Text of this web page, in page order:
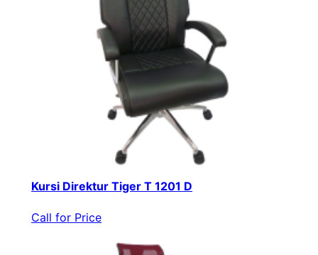
Kursi Direktur Tiger T 1201 D
Call for Price